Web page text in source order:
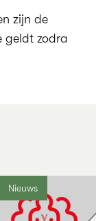
zijn de
geldt zodra
Nieuws